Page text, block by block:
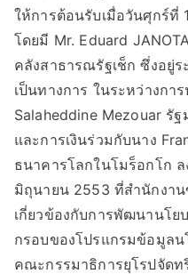
ให้การต้อนรับเมื่อวันศุกร์
โดยมี Mr. Eduard
คลังสาธารณรัฐเช็ก ซึ่งอยู่ร
เป็นทางการ ในระหว่างก
Salaheddine Mezouar รั
และการเงินร่วมกับนาง
ธนาคารโลกในโมร็อกโก
มิถุนายน 2553 ที่สำนักงา
เกี่ยวข้องกับการพัฒนานโย
กรอบของโปรแกรมข้อมูลน
คณะกรรมาธิการยุโรปจัดท